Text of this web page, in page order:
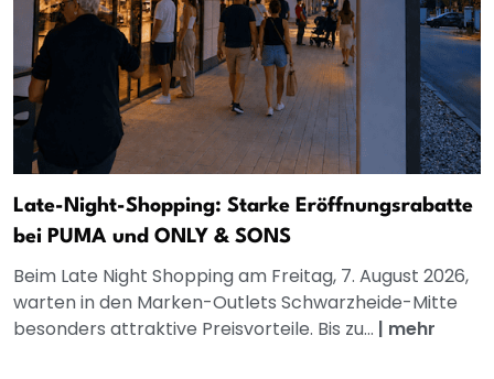
Late-Night-Shopping: Starke Eröffnungsrabatte
bei PUMA und ONLY & SONS
Beim Late Night Shopping am Freitag, 7. August 2026,
warten in den Marken-Outlets Schwarzheide-Mitte
besonders attraktive Preisvorteile. Bis zu... | mehr